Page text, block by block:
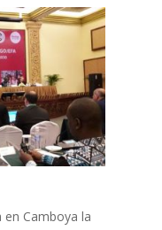
en Camboya la